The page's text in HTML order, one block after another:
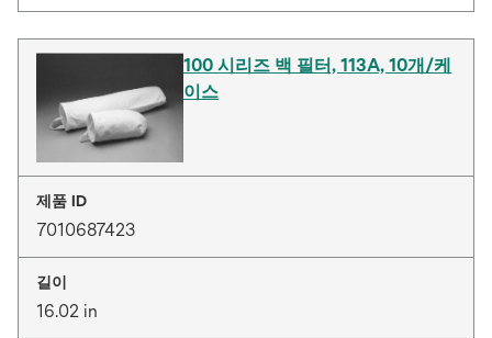
100 시리즈 백 필터, 113A, 10개/케
이스
제품 ID
7010687423
길이
16.02 in